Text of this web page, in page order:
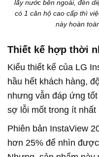
lấy nước bên ngoài, đèn
có 1 căn hộ cao cấp thì
này hoàn
Thiết kế hợp thời
Kiểu thiết kế của LG
hầu hết khách hàng,
nhưng vẫn đáp ứng
sợ lỗi mốt trong ít nhất
Phiên bản InstaView
hơn 25% để nhìn